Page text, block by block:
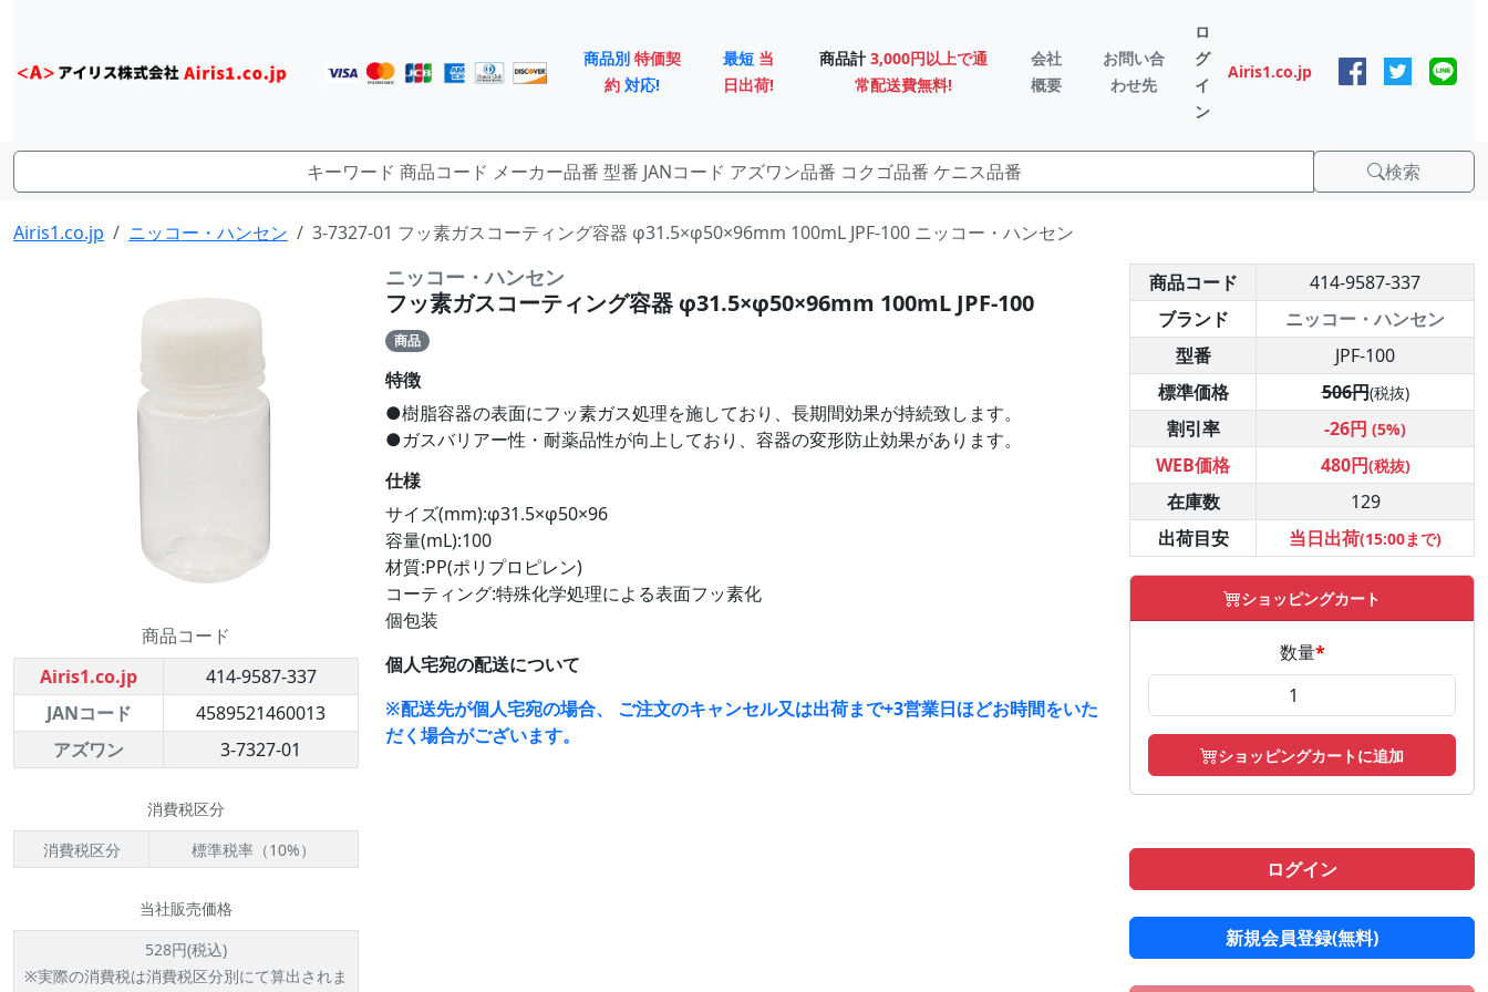
商品別 特価契
約 対応!
最短 当
日出荷!
商品計 3,000円以上で通
常配送費無料!
会社
概要
お問い合
わせ先
ロ
グ
イ
ン
Airis1.co.jp
検索
Airis1.co.jp ニッコー・ハンセン 3-7327-01 フッ素ガスコーティング容器 φ31.5×φ50×96mm 100mL JPF-100 ニッコー・ハンセン
商品コード
Airis1.co.jp
414-9587-337
JANコード
4589521460013
アズワン
3-7327-01
消費税区分
消費税区分
標準税率（10%）
当社販売価格
528円(税込)
※実際の消費税は消費税区分別にて算出されま
ニッコー・ハンセン
フッ素ガスコーティング容器 φ31.5×φ50×96mm 100mL JPF-100
商品
特徴
●樹脂容器の表面にフッ素ガス処理を施しており、長期間効果が持続致します。
●ガスバリアー性・耐薬品性が向上しており、容器の変形防止効果があります。
仕様
サイズ(mm):φ31.5×φ50×96
容量(mL):100
材質:PP(ポリプロピレン)
コーティング:特殊化学処理による表面フッ素化
個包装
個人宅宛の配送について
※配送先が個人宅宛の場合、 ご注文のキャンセル又は出荷まで+3営業日ほどお時間をいた
だく場合がございます。
商品コード
414-9587-337
ブランド
ニッコー・ハンセン
型番
JPF-100
標準価格
506円(税抜)
割引率 -26円 (5%)
WEB価格 480円(税抜)
在庫数
129
出荷目安
当日出荷(15:00まで)
ショッピングカート
数量*
ショッピングカートに追加
ログイン
新規会員登録(無料)